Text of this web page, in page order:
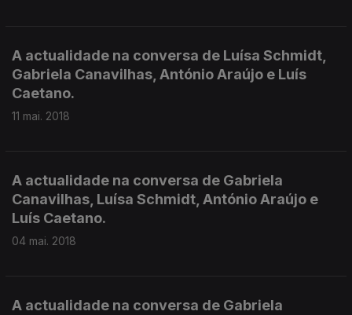
A actualidade na conversa de Luísa Schmidt,
Gabriela Canavilhas, António Araújo e Luís
Caetano.
11 mai. 2018
A actualidade na conversa de Gabriela
Canavilhas, Luísa Schmidt, António Araújo e
Luís Caetano.
04 mai. 2018
A actualidade na conversa de Gabriela